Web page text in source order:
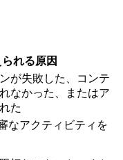
れる原因
が失敗した、コンテ
なかった、またはア
た
なアクティビティを